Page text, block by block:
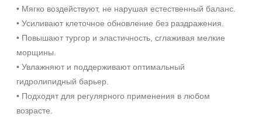
Лицо
Показать еще
1 шт
2 шт
20 мл
Показать еще
• Мягко воздействуют, не нарушая естественный баланс.
• Усиливают клеточное обновление без раздражения.
• Повышают тургор и эластичность, сглаживая мелкие
морщины.
• Увлажняют и поддерживают оптимальный
гидролипидный барьер.
• Подходят для регулярного применения в любом
возрасте.